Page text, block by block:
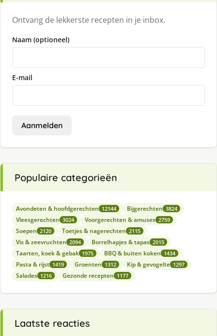
Ontvang de lekkerste recepten in je inbox.
Naam (optioneel)
E-mail
Aanmelden
Populaire categorieën
Avondeten & hoofdgerechten 12144 Bijgerechten 3824
Vleesgerechten 3024 Voorgerechten & amuses 2759
Soepen 2120 Toetjes & nagerechten 2115
Vis & zeevruchten 2094 Borrelhapjes & tapas 2015
Taarten, koek & gebak 1975 BBQ & buiten koken 1434
Pasta & rijst 1419 Groenten 1312 Kip & gevogelte 1297
Salades 1216 Gezonde recepten 1177
Laatste reacties